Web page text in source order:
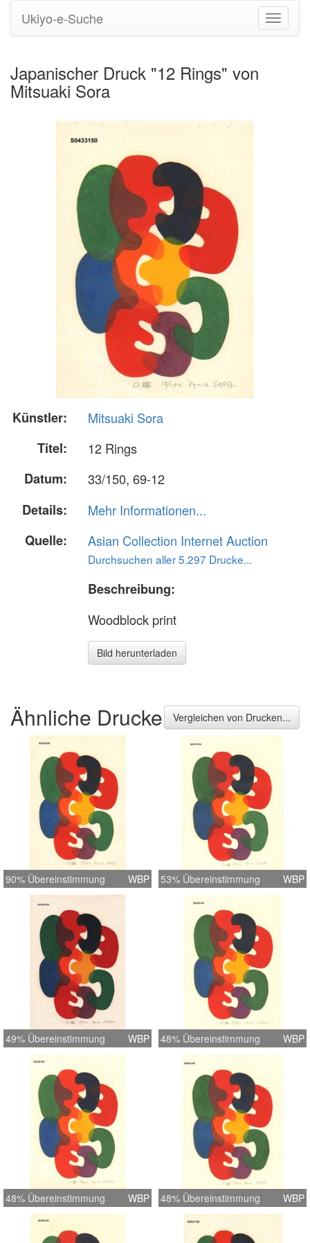
Ukiyo-e-Suche
Japanischer Druck "12 Rings" von
Mitsuaki Sora
Künstler:
Mitsuaki Sora
Titel:
12 Rings
Datum:
33/150, 69-12
Details:
Mehr Informationen...
Quelle:
Asian Collection Internet Auction
Durchsuchen aller 5.297 Drucke...
Beschreibung:
Woodblock print
Bild herunterladen
Ähnliche Drucke Vergleichen von Drucken...
90% Übereinstimmung WBP 53% Übereinstimmung WBP
49% Übereinstimmung WBP 48% Übereinstimmung WBP
48% Übereinstimmung WBP 48% Übereinstimmung WBP